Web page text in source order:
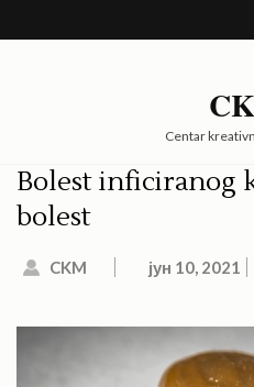
to
Centar
Bolest inficiranog
bolest
CKM јун 10, 2021